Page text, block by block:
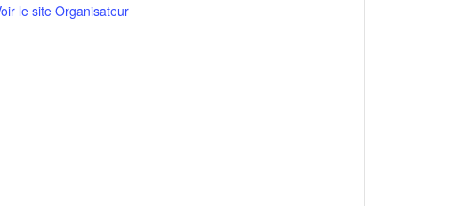
le site Organisateur